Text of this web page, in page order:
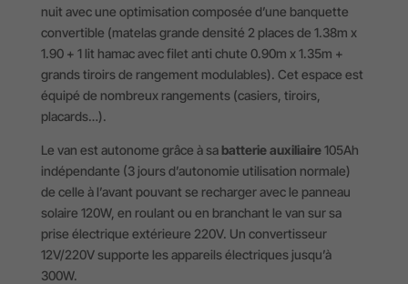
nuit avec une optimisation composée d’une banquette
convertible (matelas grande densité 2 places de 1.38m x
1.90 + 1 lit hamac avec filet anti chute 0.90m x 1.35m +
grands tiroirs de rangement modulables). Cet espace est
équipé de nombreux rangements (casiers, tiroirs,
placards…).
Le van est autonome grâce à sabatterie auxiliaire105Ah
indépendante (3 jours d’autonomie utilisation normale)
de celle à l’avant pouvant se recharger avec le panneau
solaire 120W, en roulant ou en branchant le van sur sa
prise électrique extérieure 220V. Un convertisseur
12V/220V supporte les appareils électriques jusqu’à
300W.